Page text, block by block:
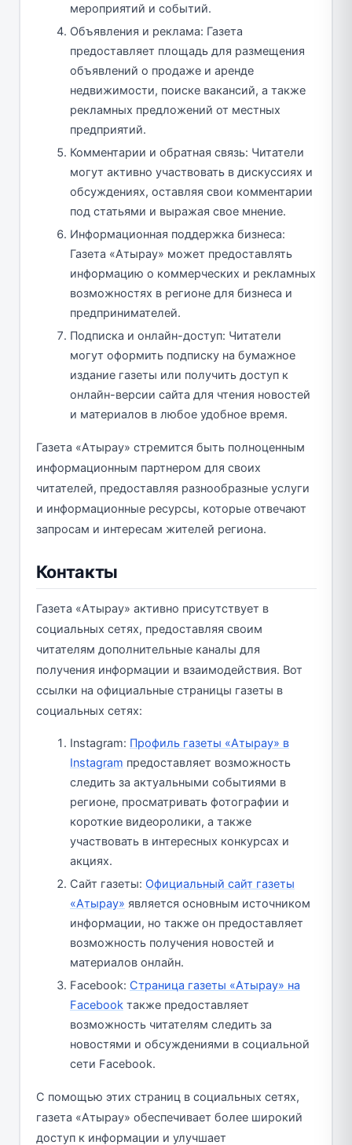
мероприятий и событий.
Объявления и реклама: Газета
предоставляет площадь для размещения
объявлений о продаже и аренде
недвижимости, поиске вакансий, а также
рекламных предложений от местных
предприятий.
Комментарии и обратная связь: Читатели
могут активно участвовать в дискуссиях и
обсуждениях, оставляя свои комментарии
под статьями и выражая свое мнение.
Информационная поддержка бизнеса:
Газета «Атырау» может предоставлять
информацию о коммерческих и рекламных
возможностях в регионе для бизнеса и
предпринимателей.
Подписка и онлайн-доступ: Читатели
могут оформить подписку на бумажное
издание газеты или получить доступ к
онлайн-версии сайта для чтения новостей
и материалов в любое удобное время.
Газета «Атырау» стремится быть полноценным
информационным партнером для своих
читателей, предоставляя разнообразные услуги
и информационные ресурсы, которые отвечают
запросам и интересам жителей региона.
Контакты
Газета «Атырау» активно присутствует в
социальных сетях, предоставляя своим
читателям дополнительные каналы для
получения информации и взаимодействия. Вот
ссылки на официальные страницы газеты в
социальных сетях:
Instagram: Профиль газеты «Атырау» в
Instagram предоставляет возможность
следить за актуальными событиями в
регионе, просматривать фотографии и
короткие видеоролики, а также
участвовать в интересных конкурсах и
акциях.
Сайт газеты: Официальный сайт газеты
«Атырау» является основным источником
информации, но также он предоставляет
возможность получения новостей и
материалов онлайн.
Facebook: Страница газеты «Атырау» на
Facebook также предоставляет
возможность читателям следить за
новостями и обсуждениями в социальной
сети Facebook.
С помощью этих страниц в социальных сетях,
газета «Атырау» обеспечивает более широкий
доступ к информации и улучшает